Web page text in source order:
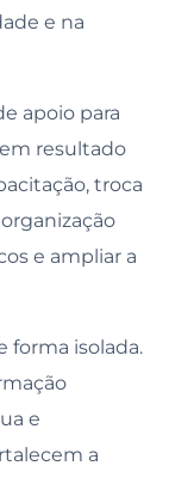
e na
apoio para
resultado
troca
e ampliar a
forma isolada.
e
a